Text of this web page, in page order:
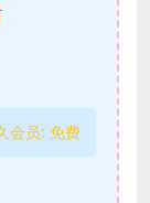
会员: 免费